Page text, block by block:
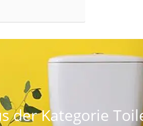
der Kategorie